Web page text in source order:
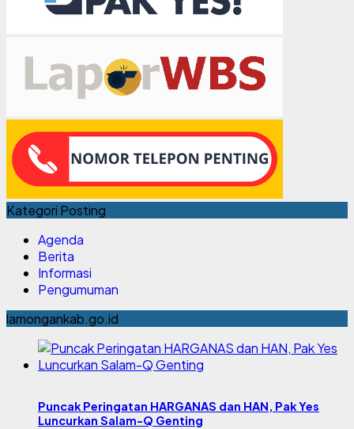
Kategori Posting
Agenda
Berita
Informasi
Pengumuman
lamongankab.go.id
Puncak Peringatan HARGANAS dan HAN, Pak Yes
Luncurkan Salam-Q Genting